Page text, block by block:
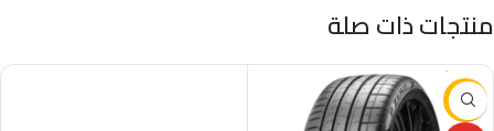
منتجات ذات صلة
-16%